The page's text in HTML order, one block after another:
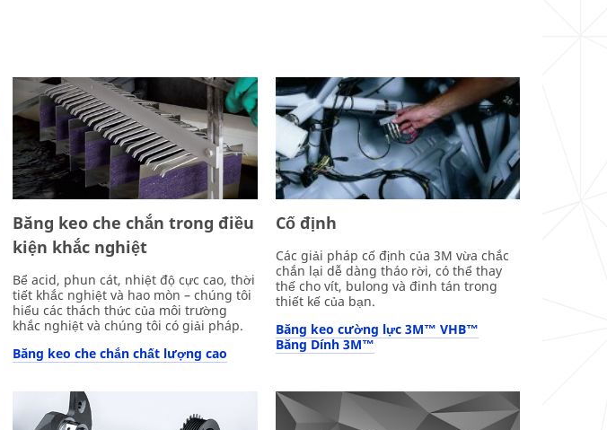
Băng keo che chắn trong điều
kiện khắc nghiệt
Bể acid, phun cát, nhiệt độ cực cao, thời
tiết khắc nghiệt và hao mòn – chúng tôi
hiểu các thách thức của môi trường
khắc nghiệt và chúng tôi có giải pháp.
Băng keo che chắn chất lượng cao
Cố định
Các giải pháp cố định của 3M vừa chắc
chắn lại dễ dàng tháo rời, có thể thay
thế cho vít, bulong và đinh tán trong
thiết kế của bạn.
Băng keo cường lực 3M™ VHB™
Băng Dính 3M™